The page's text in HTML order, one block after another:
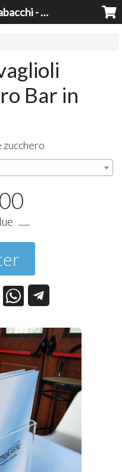
Espositori Bar Tabacchi - Lavorazioni Plexiglass Bari
Bar in